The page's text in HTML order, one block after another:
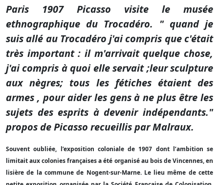
Paris 1907 Picasso visite le musée
ethnographique du Trocadéro. " quand je
suis allé au Trocadéro j'ai compris que c'était
très important : il m'arrivait quelque chose,
j'ai compris à quoi elle servait ;leur sculpture
aux nègres; tous les fétiches étaient des
armes , pour aider les gens à ne plus être les
sujets des esprits à devenir indépendants."
propos de Picasso recueillis par Malraux.
Souvent oubliée, l’exposition coloniale de 1907 dont l’ambition se
limitait aux colonies françaises a été organisé au bois de Vincennes, en
lisière de la commune de Nogent-sur-Marne. Le lieu même de cette